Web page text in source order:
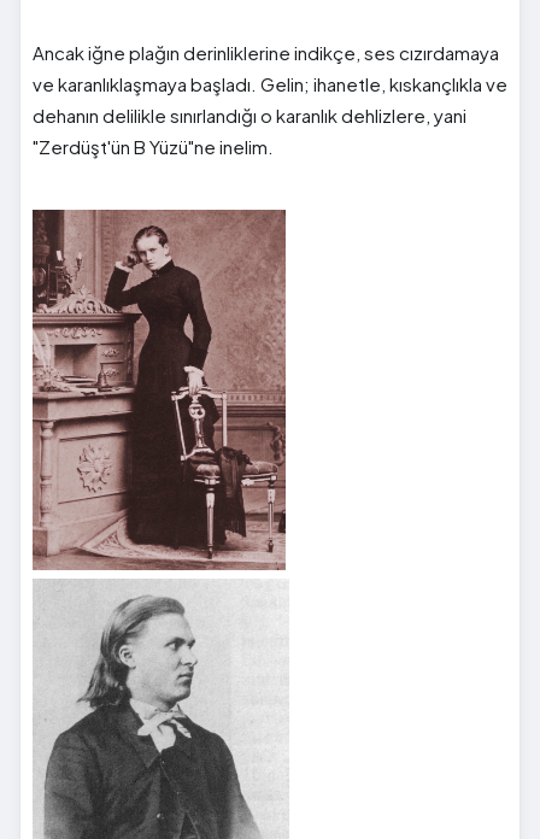
Ancak iğne plağın derinliklerine indikçe, ses cızırdamaya
ve karanlıklaşmaya başladı. Gelin; ihanetle, kıskançlıkla ve
dehanın delilikle sınırlandığı o karanlık dehlizlere, yani
"Zerdüşt'ün B Yüzü"ne inelim.